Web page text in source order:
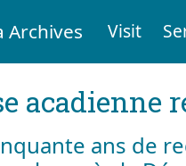
Archives Visit
acadienne
ans de